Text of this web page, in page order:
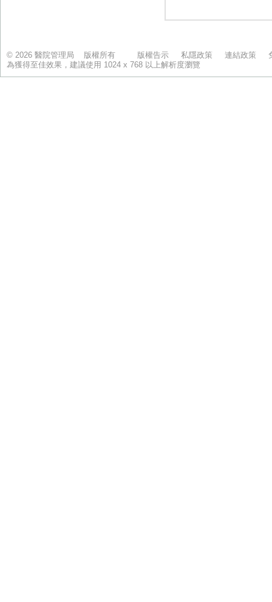
© 2026 醫院管理局 版權所有 版權告示 私隱政策 連結政策
為獲得至佳效果，建議使用 1024 x 768 以上解析度瀏覽